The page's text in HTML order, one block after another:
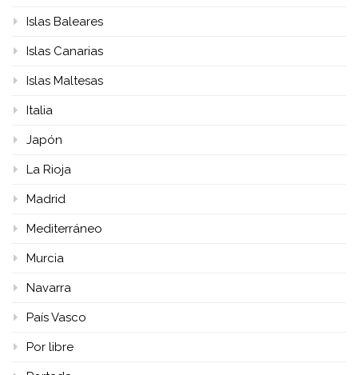
Islas Baleares
Islas Canarias
Islas Maltesas
Italia
Japón
La Rioja
Madrid
Mediterráneo
Murcia
Navarra
País Vasco
Por libre